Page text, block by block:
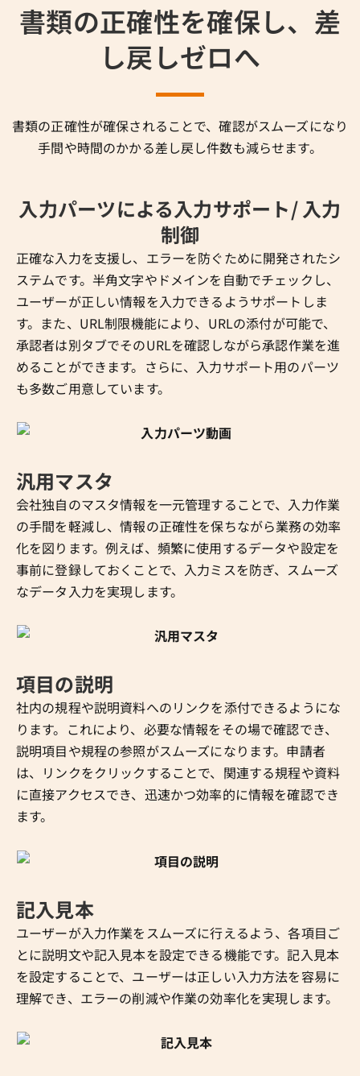
書類の正確性を確保し、差
し戻しゼロへ
書類の正確性が確保されることで、確認がスムーズになり
手間や時間のかかる差し戻し件数も減らせます。
入力パーツによる入力サポート/ 入力
制御
正確な入力を支援し、エラーを防ぐために開発されたシ
ステムです。半角文字やドメインを自動でチェックし、
ユーザーが正しい情報を入力できるようサポートしま
す。また、URL制限機能により、URLの添付が可能で、
承認者は別タブでそのURLを確認しながら承認作業を進
めることができます。さらに、入力サポート用のパーツ
も多数ご用意しています。
汎用マスタ
会社独自のマスタ情報を一元管理することで、入力作業
の手間を軽減し、情報の正確性を保ちながら業務の効率
化を図ります。例えば、頻繁に使用するデータや設定を
事前に登録しておくことで、入力ミスを防ぎ、スムーズ
なデータ入力を実現します。
項目の説明
社内の規程や説明資料へのリンクを添付できるようにな
ります。これにより、必要な情報をその場で確認でき、
説明項目や規程の参照がスムーズになります。申請者
は、リンクをクリックすることで、関連する規程や資料
に直接アクセスでき、迅速かつ効率的に情報を確認でき
ます。
記入見本
ユーザーが入力作業をスムーズに行えるよう、各項目ご
とに説明文や記入見本を設定できる機能です。記入見本
を設定することで、ユーザーは正しい入力方法を容易に
理解でき、エラーの削減や作業の効率化を実現します。